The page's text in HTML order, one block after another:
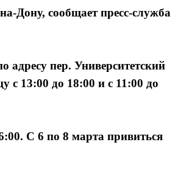
Дону, сообщает пресс-служба
адресу пер. Университетский
с 13:00 до 18:00 и с 11:00 до
С 6 по 8 марта привиться